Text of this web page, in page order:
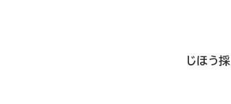
じほう